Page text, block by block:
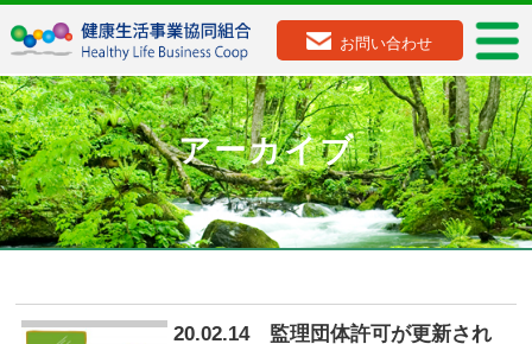
お問い合わせ
アーカイブ
20.02.14 監理団体許可が更新され